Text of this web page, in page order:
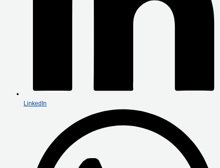
LinkedIn